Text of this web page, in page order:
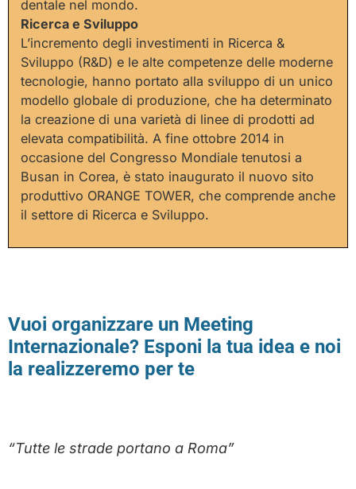
dentale nel mondo.
Ricerca e Sviluppo
L’incremento degli investimenti in Ricerca &
Sviluppo (R&D) e le alte competenze delle moderne
tecnologie, hanno portato alla sviluppo di un unico
modello globale di produzione, che ha determinato
la creazione di una varietà di linee di prodotti ad
elevata compatibilità. A fine ottobre 2014 in
occasione del Congresso Mondiale tenutosi a
Busan in Corea, è stato inaugurato il nuovo sito
produttivo ORANGE TOWER, che comprende anche
il settore di Ricerca e Sviluppo.
Vuoi organizzare un Meeting
Internazionale? Esponi la tua idea e noi
la realizzeremo per te
“Tutte le strade portano a Roma”